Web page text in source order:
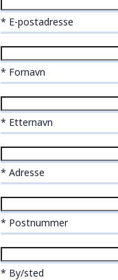
* E-postadresse
* Fornavn
* Etternavn
* Adresse
* Postnummer
* By/sted